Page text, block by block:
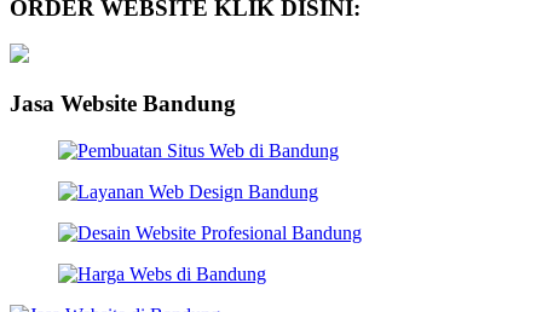
ORDER WEBSITE KLIK DISINI:
Jasa Website Bandung